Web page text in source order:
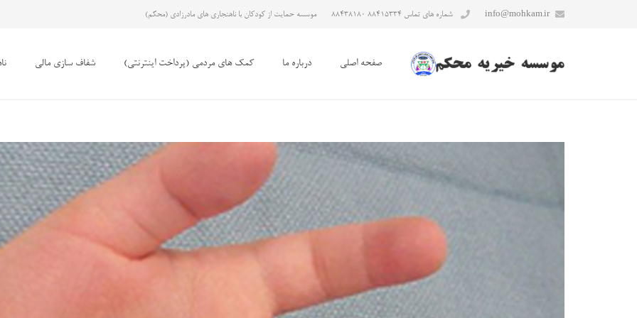
info@mohkam.ir شماره های تماس ۸۸۴۱۵۳۳۴ ۸۸۴۳۸۱۸۰ موسسه حمایت از کودکان با ناهنجاری های مادرزادی (محکم)
صفحه اصلی درباره ما کمک های مردمی (پرداخت اینترنتی) شفاف سازی مالی